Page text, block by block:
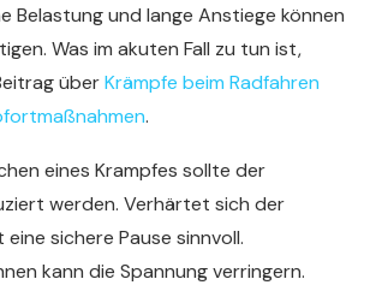
Belastung und lange Anstiege können
Was im akuten Fall zu tun ist,
überKrämpfe beim Radfahren
.
eines Krampfes sollte der
werden. Verhärtet sich der
sichere Pause sinnvoll.
kann die Spannung verringern.